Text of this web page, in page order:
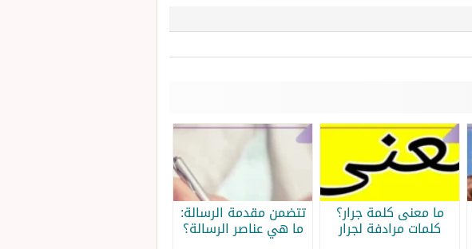
ما معنى كلمة جرار؟
كلمات مرادفة لجرار
تتضمن مقدمة الرسالة:
ما هي عناصر الرسالة؟